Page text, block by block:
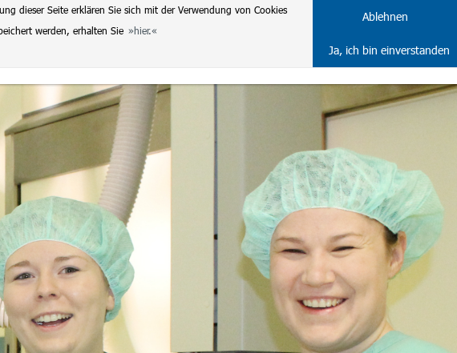
dieser Seite erklären Sie sich mit der Verwendung von Cookies
werden, erhalten Sie
hier.
Ablehnen
Ja, ich bin einverstanden
DE
Ausbildung